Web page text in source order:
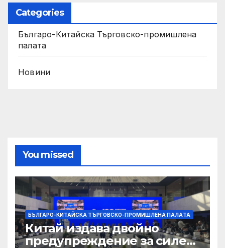
Categories
Българо-Китайска Търговско-промишлена
палaта
Новини
You missed
БЪЛГАРО-КИТАЙСКА ТЪРГОВСКО-ПРОМИШЛЕНА ПАЛAТА
Китай издава двойно
предупреждение за силен